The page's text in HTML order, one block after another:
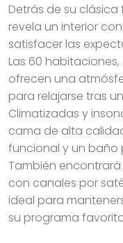
Detrás de su
revela un interior
satisfacer las
Las 60
ofrecen una
para relajarse tras
Climatizadas y
cama de alta
funcional y un
También
con canales por
ideal para
su programa